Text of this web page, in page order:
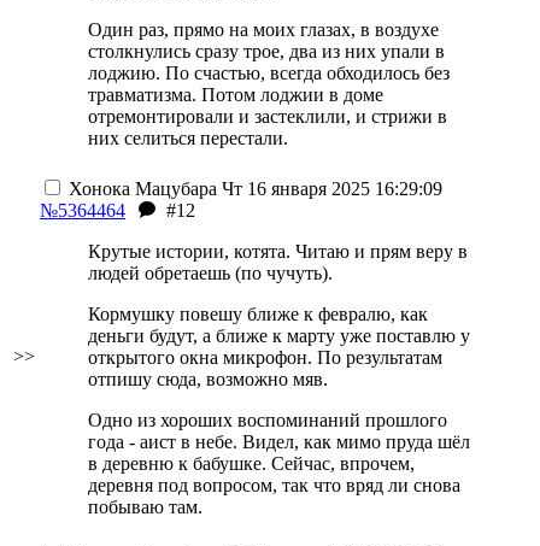
Один раз, прямо на моих глазах, в воздухе
столкнулись сразу трое, два из них упали в
лоджию. По счастью, всегда обходилось без
травматизма. Потом лоджии в доме
отремонтировали и застеклили, и стрижи в
них селиться перестали.
>>
Хонока Мацубара Чт 16 января 2025 16:29:09
№5364464
#12
Крутые истории, котята. Читаю и прям веру в
людей обретаешь (по чучуть).
Кормушку повешу ближе к февралю, как
деньги будут, а ближе к марту уже поставлю у
открытого окна микрофон. По результатам
отпишу сюда, возможно мяв.
Одно из хороших воспоминаний прошлого
года - аист в небе. Видел, как мимо пруда шёл
в деревню к бабушке. Сейчас, впрочем,
деревня под вопросом, так что вряд ли снова
побываю там.